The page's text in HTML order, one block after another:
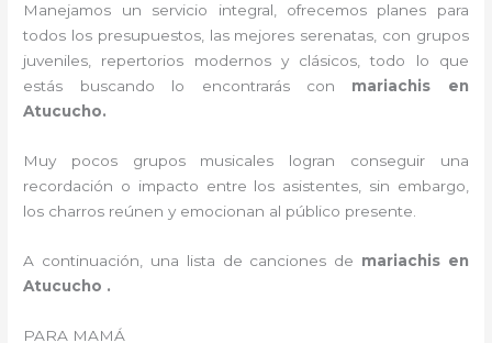
Manejamos un servicio integral, ofrecemos planes para
todos los presupuestos, las mejores serenatas, con grupos
juveniles, repertorios modernos y clásicos, todo lo que
estás buscando lo encontrarás con mariachis en
Atucucho.
Muy pocos grupos musicales logran conseguir una
recordación o impacto entre los asistentes, sin embargo,
los charros reúnen y emocionan al público presente.
A continuación, una lista de canciones de mariachis en
Atucucho .
PARA MAMÁ